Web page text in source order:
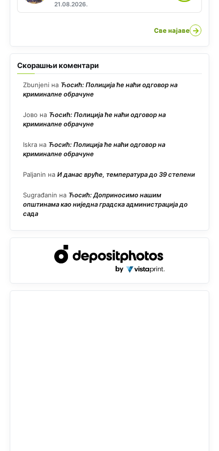
21.08.2026.
Све најаве →
Скорашњи коментари
Zbunjeni на Ћосић: Полиција ће наћи одговор на
криминалне обрачуне
Јово на Ћосић: Полиција ће наћи одговор на
криминалне обрачуне
Iskra на Ћосић: Полиција ће наћи одговор на
криминалне обрачуне
Paljanin на И данас вруће, температура до 39 степени
Sugrađanin на Ћосић: Доприносимо нашим
општинама као ниједна градска администрација до
сада